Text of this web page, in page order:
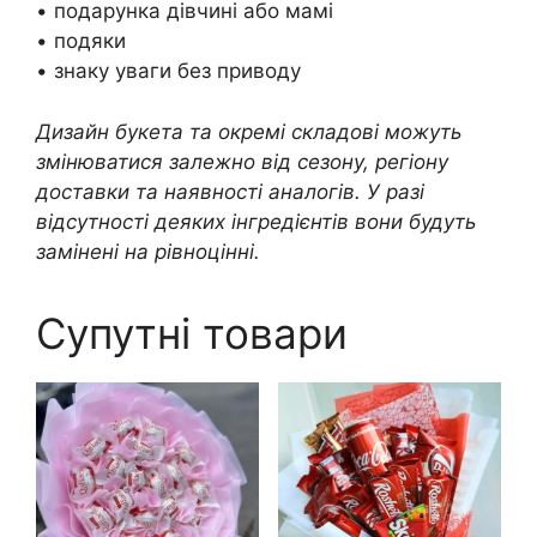
• подарунка дівчині або мамі
• подяки
• знаку уваги без приводу
Дизайн букета та окремі складові можуть
змінюватися залежно від сезону, регіону
доставки та наявності аналогів. У разі
відсутності деяких інгредієнтів вони будуть
замінені на рівноцінні.
Супутні товари